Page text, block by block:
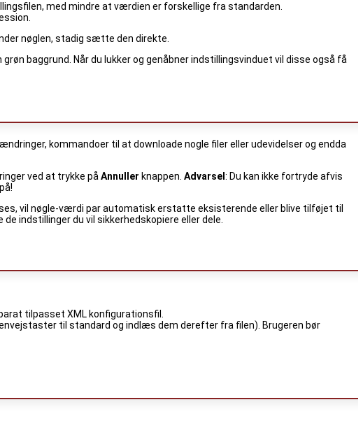
med mindre at værdien er forskellige fra standarden.
nøglen, stadig sætte den direkte.
baggrund. Når du lukker og genåbner indstillingsvinduet vil disse også få
kommandoer til at downloade nogle filer eller udevidelser og endda
ved at trykke på Annuller knappen. Advarsel : Du kan ikke fortryde afvis
vil nøgle-værdi par automatisk erstatte eksisterende eller blive tilføjet til
indstillinger du vil sikkerhedskopiere eller dele.
tilpasset XML konfigurationsfil.
til standard og indlæs dem derefter fra filen). Brugeren bør